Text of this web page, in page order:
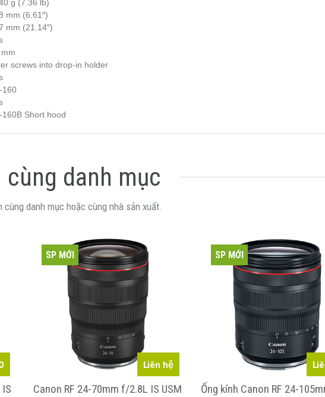
g (7.36 lb)
mm (6.61″)
mm (21.14″)
screws into drop-in holder
160
160B Short hood
cùng danh mục
danh mục hoặc cùng nhà sản xuất.
Liên hệ
SP MỚI
Canon RF 24-70mm f/2.8L IS USM
SP MỚI
Ống kính Canon RF 24-